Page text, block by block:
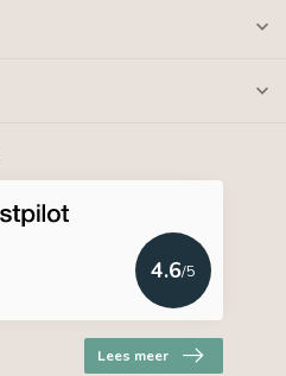
4.6/5
Lees meer